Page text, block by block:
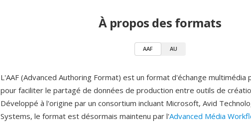
À propos des formats
AAF AU
L'AAF (Advanced Authoring Format) est un format d'échange multimédia
pour faciliter le partagé de données de production entre outils de
Développé à l'origine par un consortium incluant Microsoft, Avid
Systems, le format est désormais maintenu par l'Advanced Média